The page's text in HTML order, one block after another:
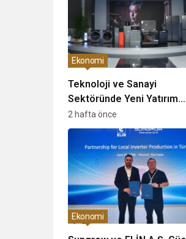
Teknoloji ve Sanayi
Sektöründe Yeni Yatırım
Dönemi Başladı
Ekonomi
2 hafta önce
Ekonomi